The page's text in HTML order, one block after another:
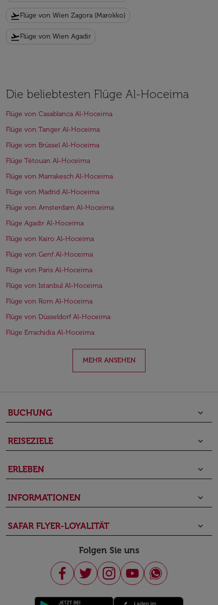
flight_takeoffFlüge von Wien Zagora (Marokko)
flight_takeoffFlüge von Wien Agadir
Die beliebtesten Flüge Al-Hoceima
Flüge von Casablanca Al-Hoceima
Flüge von Tanger Al-Hoceima
Flüge von Brüssel Al-Hoceima
Flüge Tétouan Al-Hoceima
Flüge von Marrakesch Al-Hoceima
Flüge von Madrid Al-Hoceima
Flüge von Amsterdam Al-Hoceima
Flüge Agadir Al-Hoceima
Flüge von Kairo Al-Hoceima
Flüge von Genf Al-Hoceima
Flüge von Paris Al-Hoceima
Flüge von Istanbul Al-Hoceima
Flüge von Rom Al-Hoceima
Flüge von Düsseldorf Al-Hoceima
Flüge Errachidia Al-Hoceima
MEHR ANSEHEN
BUCHUNG keyboard_arrow_down
REISEZIELE keyboard_arrow_down
ERLEBEN keyboard_arrow_down
INFORMATIONEN keyboard_arrow_down
SAFAR FLYER-LOYALITÄT keyboard_arrow_down
Folgen Sie uns